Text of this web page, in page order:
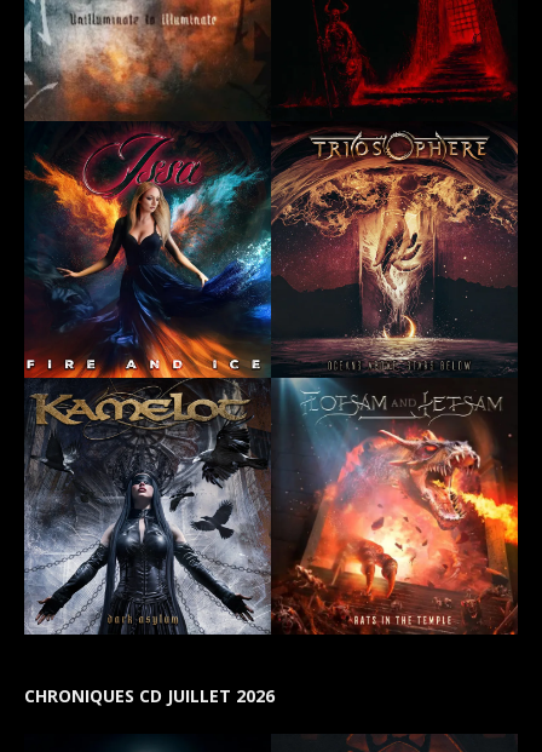
CHRONIQUES CD JUILLET 2026